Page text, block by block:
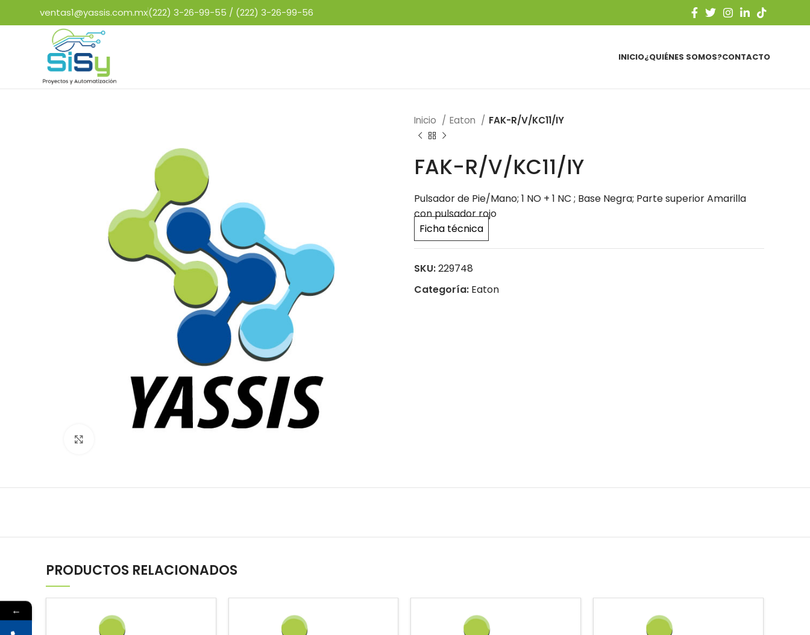
ventas1@yassis.com.mx(222) 3-26-99-55 / (222) 3-26-99-56
INICIO¿QUIÉNES SOMOS?CONTACTO
Inicio Eaton FAK-R/V/KC11/IY
FAK-R/V/KC11/IY
Pulsador de Pie/Mano; 1 NO + 1 NC ; Base Negra; Parte superior Amarilla
con pulsador rojo
Ficha técnica
SKU:229748
Categoría: Eaton
PRODUCTOS RELACIONADOS
←